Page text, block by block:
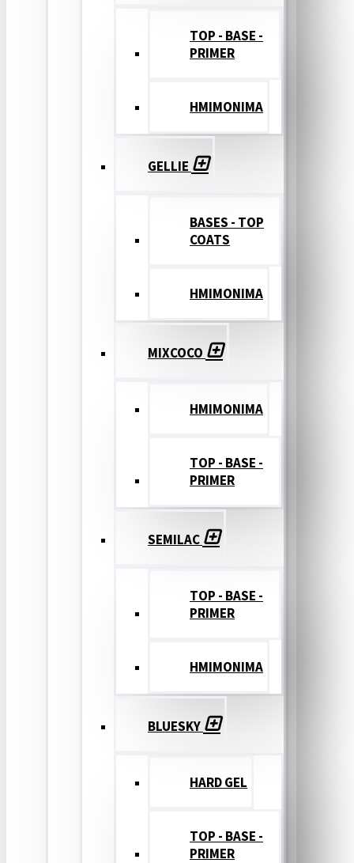
TOP - BASE -
PRIMER
ΗΜΙΜΟΝΙΜΑ
GELLIE
BASES - TOP
COATS
ΗΜΙΜΟΝΙΜΑ
MIXCOCO
HMIMONIMA
TOP - BASE -
PRIMER
SEMILAC
TOP - BASE -
PRIMER
ΗΜΙΜΟΝΙΜΑ
BLUESKY
HARD GEL
TOP - BASE -
PRIMER